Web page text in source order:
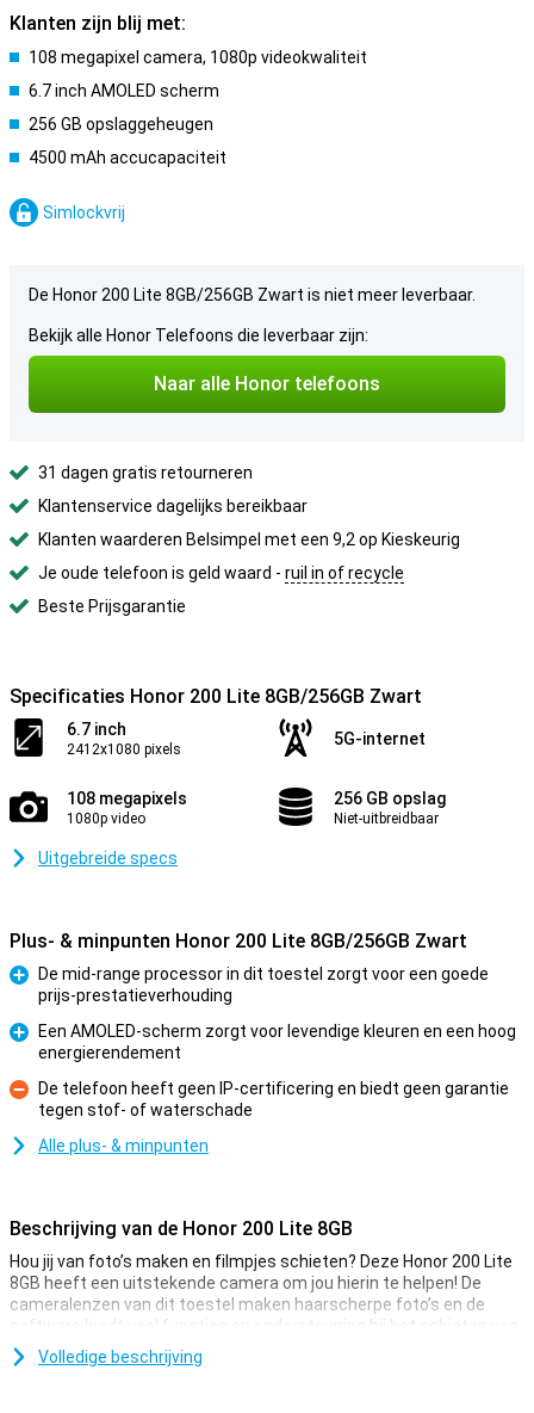
Klanten zijn blij met:
108 megapixel camera, 1080p videokwaliteit
6.7 inch AMOLED scherm
256 GB opslaggeheugen
4500 mAh accucapaciteit
Simlockvrij
De Honor 200 Lite 8GB/256GB Zwart is niet meer leverbaar.
Bekijk alle Honor Telefoons die leverbaar zijn:
Naar alle Honor telefoons
31 dagen gratis retourneren
Klantenservice dagelijks bereikbaar
Klanten waarderen Belsimpel met een 9,2 op Kieskeurig
Je oude telefoon is geld waard - ruil in of recycle
Beste Prijsgarantie
Specificaties Honor 200 Lite 8GB/256GB Zwart
6.7 inch
2412x1080 pixels
5G-internet
108 megapixels
1080p video
256 GB opslag
Niet-uitbreidbaar
Uitgebreide specs
Plus- & minpunten Honor 200 Lite 8GB/256GB Zwart
Pluspunt
De mid-range processor in dit toestel zorgt voor een goede
prijs-prestatieverhouding
Pluspunt
Een AMOLED-scherm zorgt voor levendige kleuren en een hoog
energierendement
Minpunt
De telefoon heeft geen IP-certificering en biedt geen garantie
tegen stof- of waterschade
Alle plus- & minpunten
Beschrijving van de Honor 200 Lite 8GB
Hou jij van foto’s maken en filmpjes schieten? Deze Honor 200 Lite
8GB heeft een uitstekende camera om jou hierin te helpen! De
cameralenzen van dit toestel maken haarscherpe foto’s en de
software biedt veel functies en ondersteuning bij het schieten van
plaatjes.Volledige beschrijving